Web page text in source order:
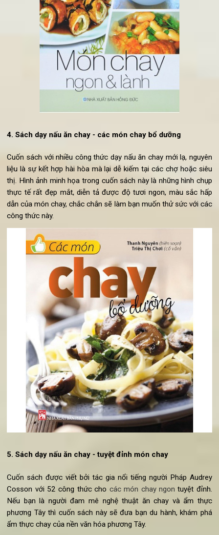
nguyên liệu chay hàng ngày.
4. Sách dạy nấu ăn chay - các món chay bổ dưỡng
Cuốn sách với nhiều công thức dạy nấu ăn chay mới lạ,
liệu là sự kết hợp hài hòa mà lại dễ kiếm tại các chợ hoặc
thị. Hình ảnh minh họa trong cuốn sách này là những hình
thực tế rất đẹp mắt, diễn tả được độ tươi ngon, màu sắc
dẫn của món chay, chắc chắn sẽ làm bạn muốn thử sức với
công thức này.